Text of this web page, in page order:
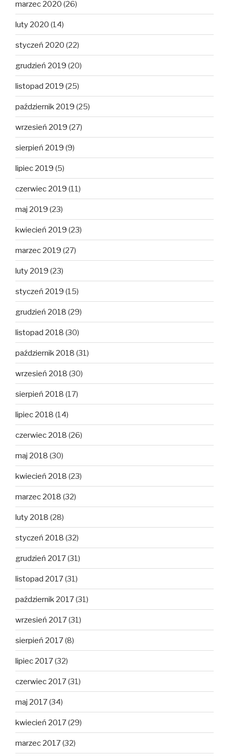
marzec 2020 (26)
luty 2020 (14)
styczeń 2020 (22)
grudzień 2019 (20)
listopad 2019 (25)
październik 2019 (25)
wrzesień 2019 (27)
sierpień 2019 (9)
lipiec 2019 (5)
czerwiec 2019 (11)
maj 2019 (23)
kwiecień 2019 (23)
marzec 2019 (27)
luty 2019 (23)
styczeń 2019 (15)
grudzień 2018 (29)
listopad 2018 (30)
październik 2018 (31)
wrzesień 2018 (30)
sierpień 2018 (17)
lipiec 2018 (14)
czerwiec 2018 (26)
maj 2018 (30)
kwiecień 2018 (23)
marzec 2018 (32)
luty 2018 (28)
styczeń 2018 (32)
grudzień 2017(31)
listopad 2017(31)
październik 2017(31)
wrzesień 2017(31)
sierpień 2017(8)
lipiec 2017(32)
czerwiec 2017(31)
maj 2017(34)
kwiecień 2017(29)
marzec 2017(32)